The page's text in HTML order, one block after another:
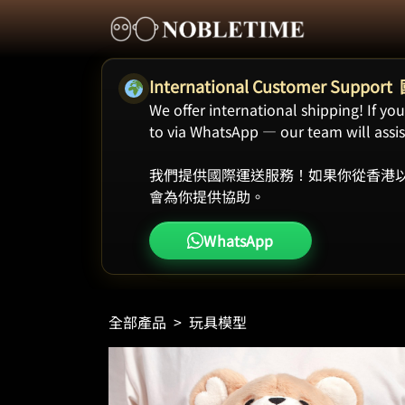
International Customer Support
We offer international shipping! If
to via WhatsApp — our team will
我們提供國際運送服務！如果你從香港
會為你提供協助。
WhatsApp
全部產品 > 玩具模型